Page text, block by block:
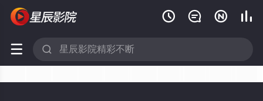
   
 